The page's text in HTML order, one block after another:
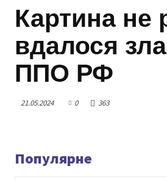
Картина не
вдалося
ППО РФ
21.05.2024 0 363
Популярне